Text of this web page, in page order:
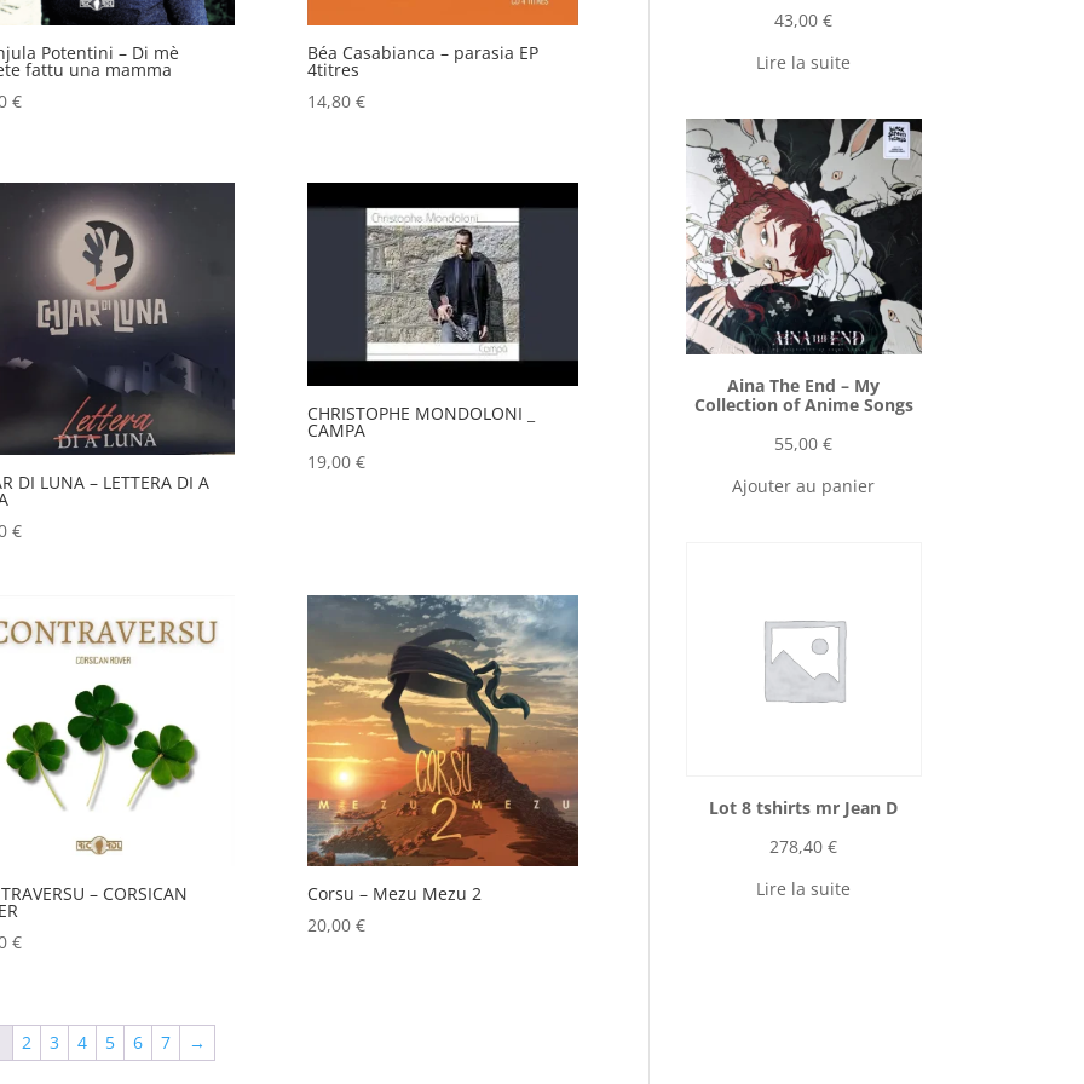
Potentini – Di mè
fattu una mamma
€
Béa Casabianca – parasia EP
4titres
14,80 €
DI LUNA – LETTERA DI A
€
CHRISTOPHE MONDOLONI _
CAMPA
19,00 €
– CORSICAN
€
Corsu – Mezu Mezu 2
20,00 €
2 3 4 5 6 7 →
43,00€
Lire la suite
Aina The End ‎– My
Collection of Anime Songs
55,00€
Ajouter au panier
Lot 8 tshirts mr Jean D
278,40€
Lire la suite